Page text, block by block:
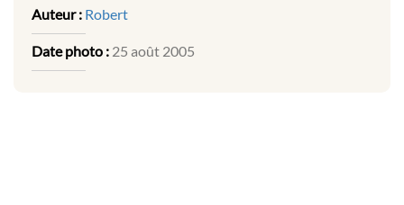
Auteur : Robert
Date photo : 25 août 2005